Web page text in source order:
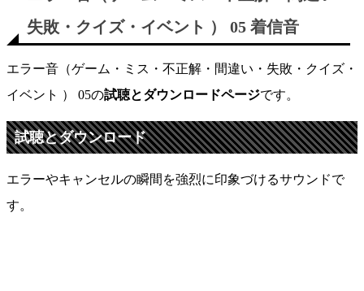
失敗・クイズ・イベント ） 05 着信音
エラー音（ゲーム・ミス・不正解・間違い・失敗・クイズ・
イベント ） 05の試聴とダウンロードページです。
試聴とダウンロード
エラーやキャンセルの瞬間を強烈に印象づけるサウンドで
す。